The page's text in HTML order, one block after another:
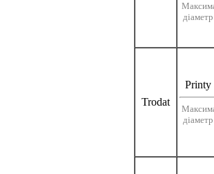
Trodat
Printy